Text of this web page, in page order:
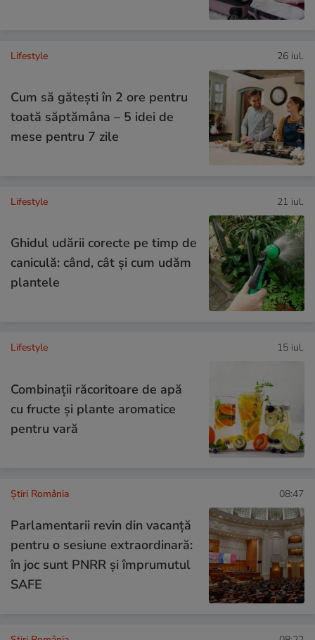
Lifestyle 26 iul.
Cum să gătești în 2 ore pentru
toată săptămâna – 5 idei de
mese pentru 7 zile
Lifestyle 21 iul.
Ghidul udării corecte pe timp de
caniculă: când, cât şi cum udăm
plantele
Lifestyle 15 iul.
Combinaţii răcoritoare de apă
cu fructe şi plante aromatice
pentru vară
Știri România 08:47
Parlamentarii revin din vacanță
pentru o sesiune extraordinară:
în joc sunt PNRR și împrumutul
SAFE